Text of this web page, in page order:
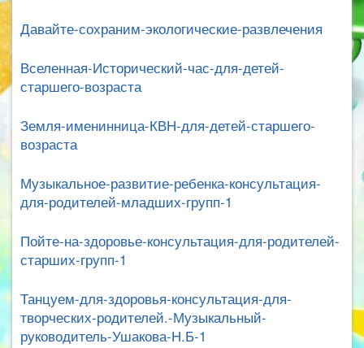
Давайте-сохраним-экологические-развлечения
Вселенная-Исторический-час-для-детей-
старшего-возраста
Земля-именинница-КВН-для-детей-старшего-
возраста
Музыкальное-развитие-ребенка-консультация-
для-родителей-младших-групп-1
Пойте-на-здоровье-консультация-для-родителей-
старших-групп-1
Танцуем-для-здоровья-консультация-для-
творческих-родителей.-Музыкальный-
руководитель-Ушакова-Н.Б-1